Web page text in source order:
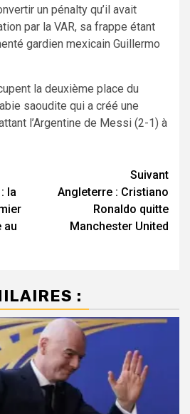
un pénalty qu’il avait
par la VAR, sa frappe étant
gardien mexicain Guillermo
la deuxième place du
saoudite qui a créé une
l’Argentine de Messi (2-1) à
la
au
Suivant
Angleterre : Cristiano
Ronaldo quitte
Manchester United
: